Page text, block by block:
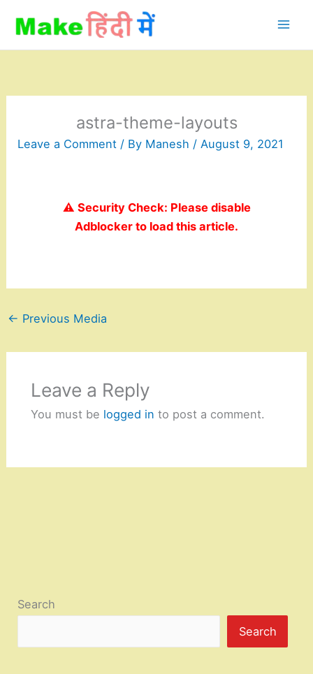
content
astra-theme-layouts
Leave a Comment / By Manesh / August 9, 2021
⚠️ Security Check: Please disable
Adblocker to load this article.
← Previous Media
Leave a Reply
You must be logged in to post a comment.
Search
Search